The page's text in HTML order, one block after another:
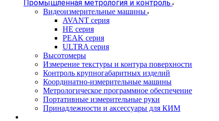
Промышленная метрология и контроль
Видеоизмерительные машины
AVANT серия
HE серия
PEAK серия
ULTRA серия
Высотомеры
Измерение текстуры и контура поверхности
Контроль крупногабаритных изделий
Координатно-измерительные машины
Метрологическое программное обеспечение
Портативные измерительные руки
Принадлежности и аксессуары для КИМ